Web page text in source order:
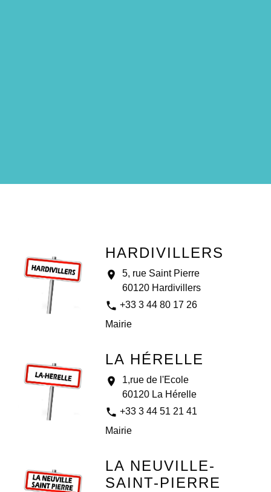
HARDIVILLERS
location_on
5, rue Saint Pierre
60120 Hardivillers
phone +33 3 44 80 17 26
Mairie
LA HÉRELLE
location_on
1,rue de l'Ecole
60120 La Hérelle
phone +33 3 44 51 21 41
Mairie
LA NEUVILLE-
SAINT-PIERRE